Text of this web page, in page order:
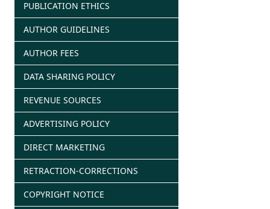
PUBLICATION ETHICS
AUTHOR GUIDELINES
AUTHOR FEES
DATA SHARING POLICY
REVENUE SOURCES
ADVERTISING POLICY
DIRECT MARKETING
RETRACTION-CORRECTIONS
COPYRIGHT NOTICE